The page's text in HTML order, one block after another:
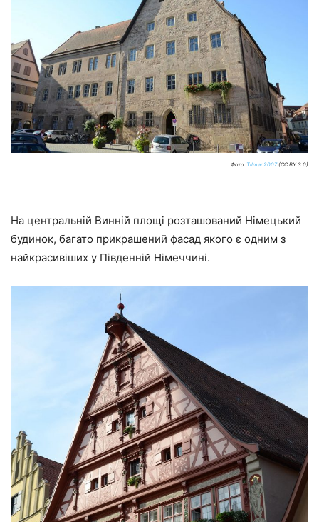
Фото: Tilman2007(CC BY 3.0)
На центральній Винній площі розташований Німецький
будинок, багато прикрашений фасад якого є одним з
найкрасивіших у Південній Німеччині.